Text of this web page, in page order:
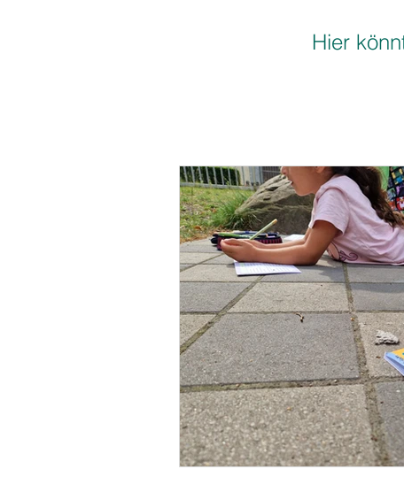
Hier